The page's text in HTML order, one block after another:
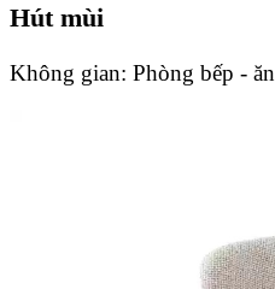
Hút mùi
Không gian: Phòng bếp - ăn